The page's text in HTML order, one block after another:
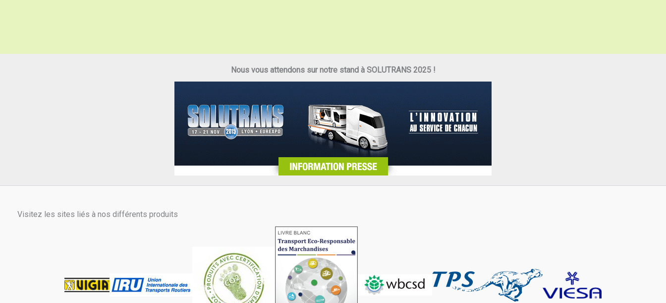
Nous vous attendons sur notre stand à SOLUTRANS 2025 !
Visitez les sites liés à nos différents produits